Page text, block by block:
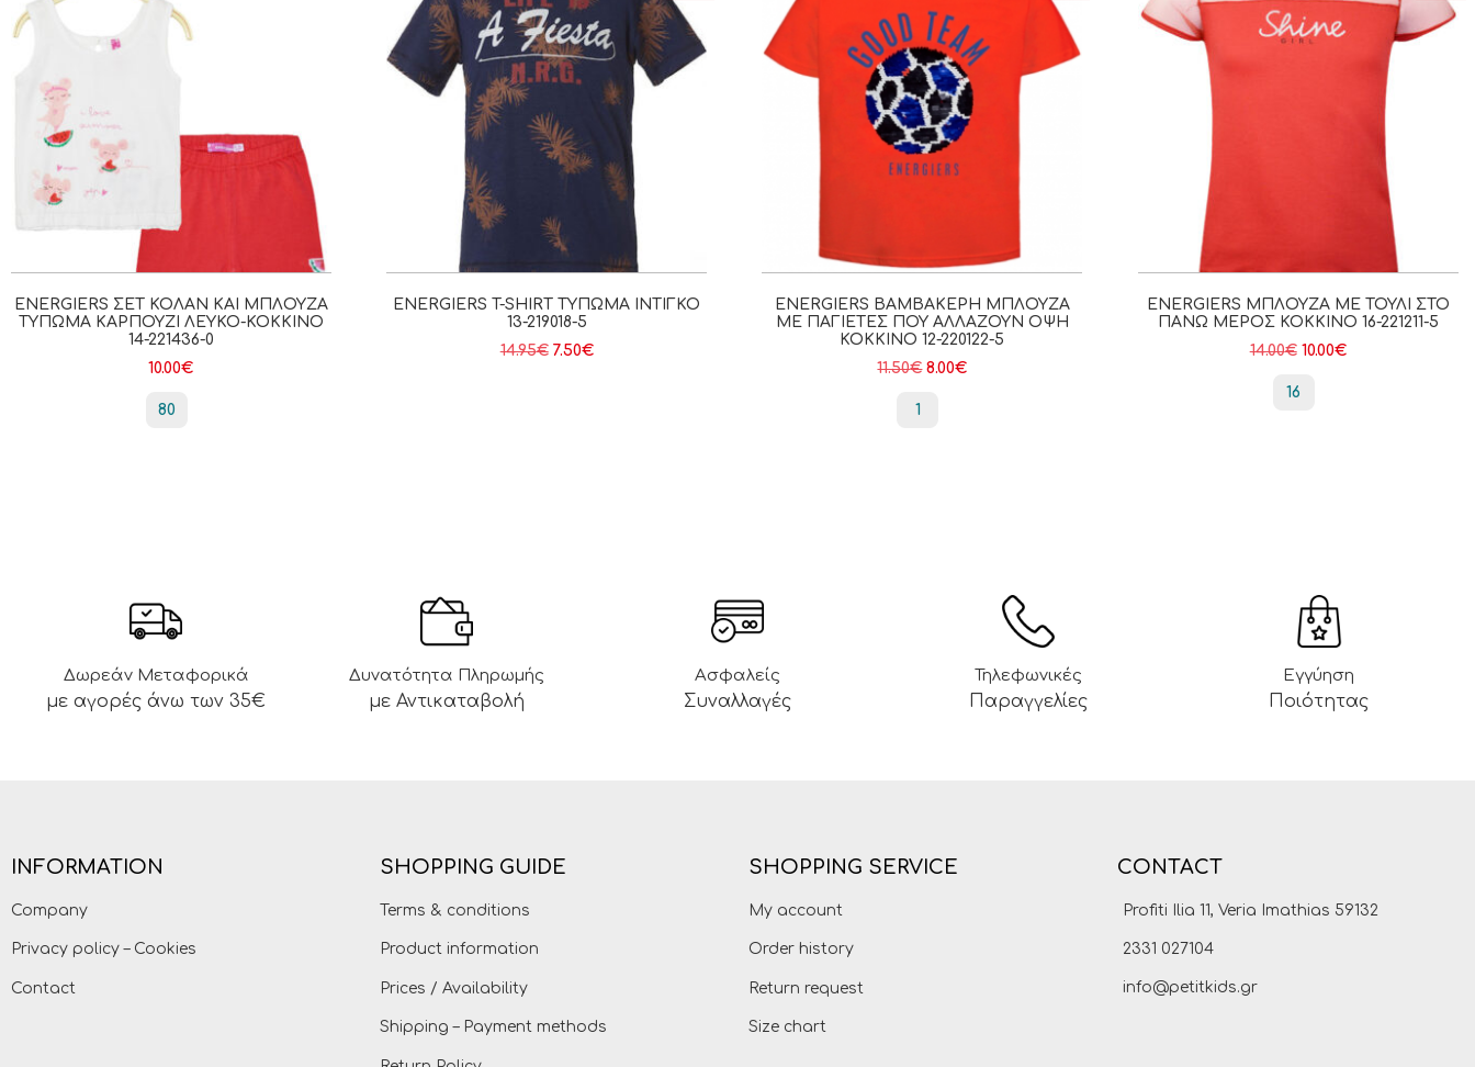
ENERGIERS ΣΕΤ ΚΟΛΆΝ ΚΑΙ ΜΠΛΟΎΖΑ
ΤΎΠΩΜΑ ΚΑΡΠΟΎΖΙ ΛΕΥΚΌ-ΚΌΚΚΙΝΟ
14-221436-0
10.00€
80
ENERGIERS T-SHIRT ΤΎΠΩΜΑ ΙΝΤΙΓΚΟ
13-219018-5
14.95€ 7.50€
ENERGIERS ΒΑΜΒΑΚΕΡΉ ΜΠΛΟΎΖΑ
ΜΕ ΠΑΓΙΈΤΕΣ ΠΟΥ ΑΛΛΆΖΟΥΝ ΌΨΗ
ΚΟΚΚΙΝΟ 12-220122-5
11.50€ 8.00€
1
ENERGIERS ΜΠΛΟΎΖΑ ΜΕ ΤΟΎΛΙ ΣΤΟ
ΠΆΝΩ ΜΈΡΟΣ ΚΌΚΚΙΝΟ 16-221211-5
14.00€ 10.00€
16
Δωρεάν Μεταφορικά
με αγορές άνω των 35€
Δυνατότητα Πληρωμής
με Αντικαταβολή
Ασφαλείς
Συναλλαγές
Τηλεφωνικές
Παραγγελίες
Εγγύηση
Ποιότητας
INFORMATION
Company
Privacy policy – Cookies
Contact
SHOPPING GUIDE
Terms & conditions
Product information
Prices / Availability
Shipping – Payment methods
SHOPPING SERVICE
My account
Order history
Return request
Size chart
CONTACT
Profiti Ilia 11, Veria Imathias 59132
2331 027104
info@petitkids.gr